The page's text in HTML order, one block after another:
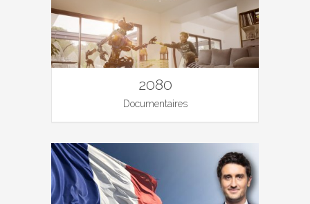
2080
Documentaires